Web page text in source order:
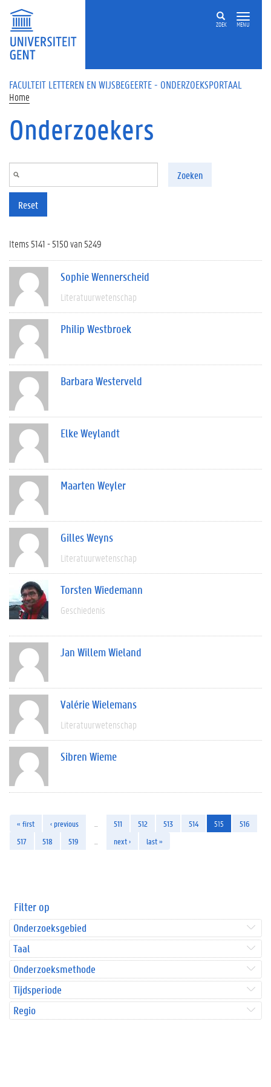
Overslaan en naar de inhoud gaan
ZOEK MENU
FACULTEIT LETTEREN EN WIJSBEGEERTE - ONDERZOEKSPORTAAL
Home
Onderzoekers
Zoeken
Reset
Items 5141 - 5150 van 5249
Sophie Wennerscheid
Literatuurwetenschap
Philip Westbroek
Barbara Westerveld
Elke Weylandt
Maarten Weyler
Gilles Weyns
Literatuurwetenschap
Torsten Wiedemann
Geschiedenis
Jan Willem Wieland
Valérie Wielemans
Literatuurwetenschap
Sibren Wieme
« first ‹ previous 511 512 513 514 515
516
517
518 519 next › last »
Filter op
Onderzoeksgebied
Taal
Onderzoeksmethode
Tijdsperiode
Regio